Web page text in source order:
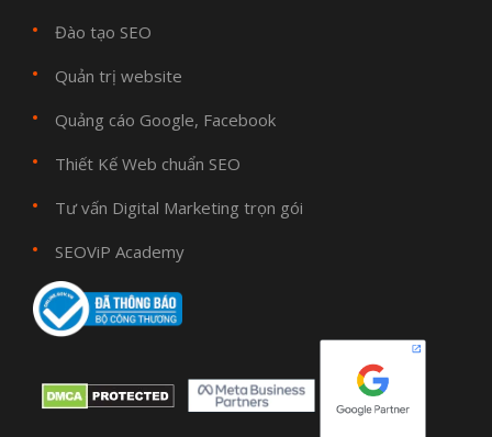
Đào tạo SEO
Quản trị website
Quảng cáo Google, Facebook
Thiết Kế Web chuẩn SEO
Tư vấn Digital Marketing trọn gói
SEOViP Academy